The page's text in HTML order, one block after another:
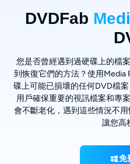
DVDFab
您是否曾經遇到過硬碟上的檔
到恢復它們的方法？使用Media
碟上可能已損壞的任何DVD檔
用戶確保重要的視訊檔案和專
會不斷老化，遇到這些情況不
讓您高
免